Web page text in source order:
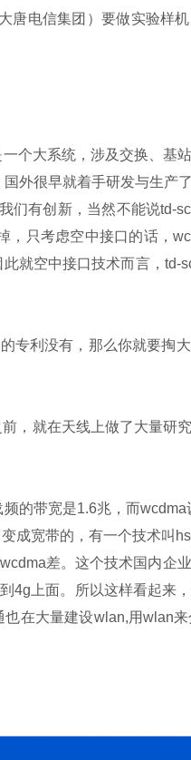
电信集团）要做实验样
个大系统，涉及交换、基
外很早就着手研发与生产
们有创新，当然不能说td-
，只考虑空中接口的话，
就空中接口技术而言，td-
利没有，那么你就要掏
，就在天线上做了大量研
的带宽是1.6兆，而
成宽带的，有一个技术叫
差。这个技术国内企
4g上面。所以这样看起来
在大量建设wlan,用wlan